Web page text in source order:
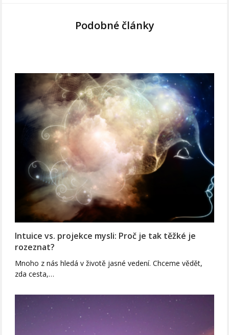
Podobné články
Intuice vs. projekce mysli: Proč je tak těžké je
rozeznat?
Mnoho z nás hledá v životě jasné vedení. Chceme vědět,
zda cesta,…